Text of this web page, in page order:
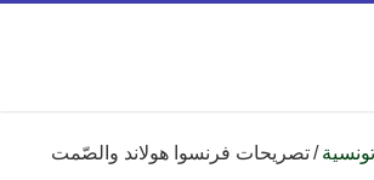
/تصريحات فرنسوا هولاند والصّمت